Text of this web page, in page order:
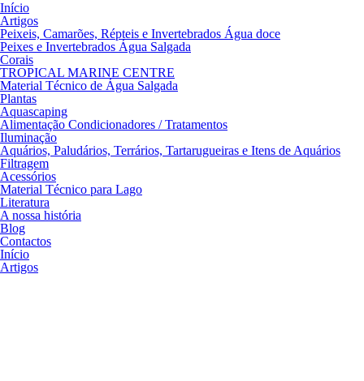
Início
Artigos
Peixeis, Camarões, Répteis e Invertebrados Água doce
Peixes e Invertebrados Água Salgada
Corais
TROPICAL MARINE CENTRE
Material Técnico de Água Salgada
Plantas
Aquascaping
Alimentação Condicionadores / Tratamentos
Iluminação
Aquários, Paludários, Terrários, Tartarugueiras e Itens de Aquários
Filtragem
Acessórios
Material Técnico para Lago
Literatura
A nossa história
Blog
Contactos
Início
Artigos